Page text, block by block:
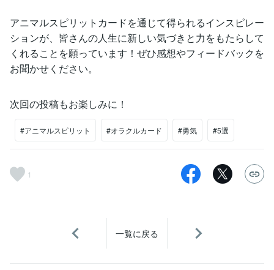
アニマルスピリットカードを通じて得られるインスピレー
ションが、皆さんの人生に新しい気づきと力をもたらして
くれることを願っています！ぜひ感想やフィードバックを
お聞かせください。
次回の投稿もお楽しみに！
#アニマルスピリット #オラクルカード #勇気 #5選
1
一覧に戻る